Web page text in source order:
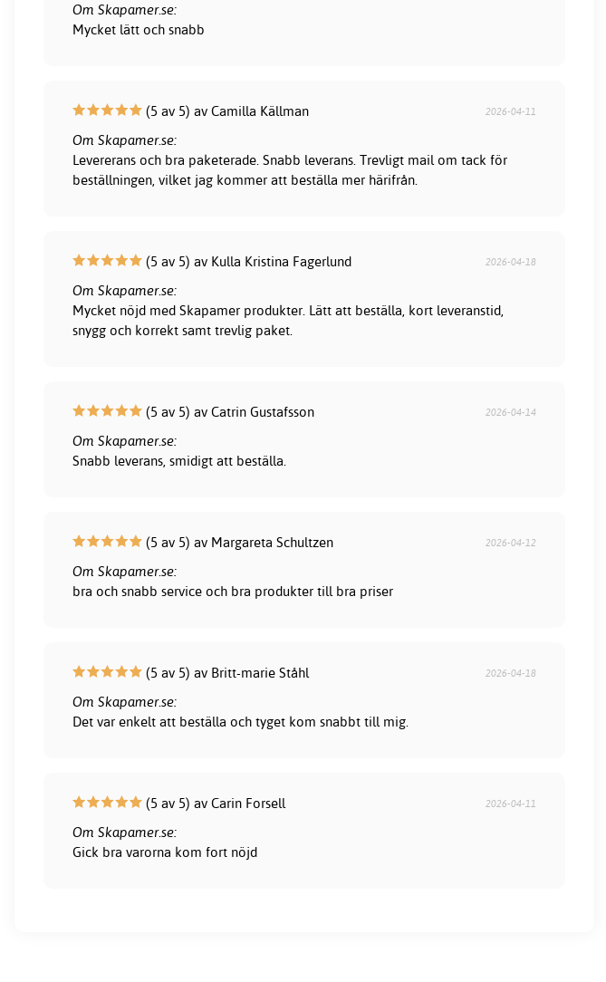
Om Skapamer.se:
Mycket lätt och snabb
(5 av 5) av Camilla Källman 2026-04-11
Om Skapamer.se:
Levererans och bra paketerade. Snabb leverans. Trevligt mail om tack för
beställningen, vilket jag kommer att beställa mer härifrån.
(5 av 5) av Kulla Kristina Fagerlund 2026-04-18
Om Skapamer.se:
Mycket nöjd med Skapamer produkter. Lätt att beställa, kort leveranstid,
snygg och korrekt samt trevlig paket.
(5 av 5) av Catrin Gustafsson 2026-04-14
Om Skapamer.se:
Snabb leverans, smidigt att beställa.
(5 av 5) av Margareta Schultzen 2026-04-12
Om Skapamer.se:
bra och snabb service och bra produkter till bra priser
(5 av 5) av Britt-marie Ståhl 2026-04-18
Om Skapamer.se:
Det var enkelt att beställa och tyget kom snabbt till mig.
(5 av 5) av Carin Forsell 2026-04-11
Om Skapamer.se:
Gick bra varorna kom fort nöjd